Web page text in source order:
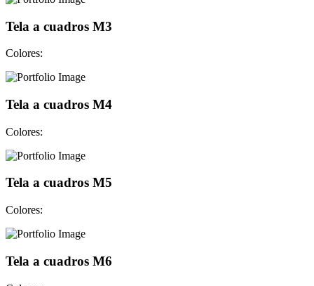
Tela a cuadros M3
Colores:
Tela a cuadros M4
Colores:
Tela a cuadros M5
Colores:
Tela a cuadros M6